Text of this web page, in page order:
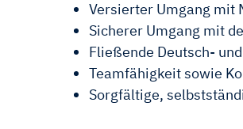
Versierter Umgang mit
Sicherer Umgang mit
Fließende Deutsch-
Teamfähigkeit sowie
Sorgfältige,